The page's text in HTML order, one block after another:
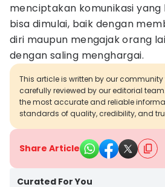
menciptakan komunikasi
bisa dimulai, baik dengan
diri maupun mengajak orang
dengan saling menghargai.
This article is written by our
carefully reviewed by our editorial
the most accurate and reliable
standards of quality, credibility, and
Share Article
Curated For You